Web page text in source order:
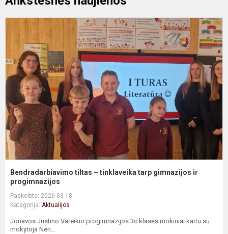
Bendradarbiavimo tiltas – tinklaveika tarp gimnazijos ir
progimnazijos
Paskelbta: 2026-03-18
Kategorija: Aktualijos
Jonavos Justino Vareikio progimnazijos 3c klasės mokiniai kartu su
mokytoja Neri...